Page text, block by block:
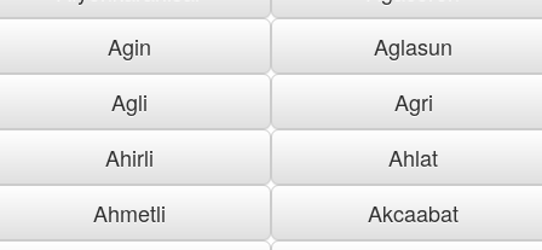
Agin
Aglasun
Agli
Agri
Ahirli
Ahlat
Ahmetli
Akcaabat